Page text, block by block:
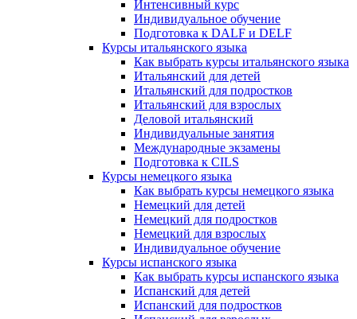
Интенсивный курс
Индивидуальное обучение
Подготовка к DALF и DELF
Курсы итальянского языка
Как выбрать курсы итальянского языка
Итальянский для детей
Итальянский для подростков
Итальянский для взрослых
Деловой итальянский
Индивидуальные занятия
Международные экзамены
Подготовка к CILS
Курсы немецкого языка
Как выбрать курсы немецкого языка
Немецкий для детей
Немецкий для подростков
Немецкий для взрослых
Индивидуальное обучение
Курсы испанского языка
Как выбрать курсы испанского языка
Испанский для детей
Испанский для подростков